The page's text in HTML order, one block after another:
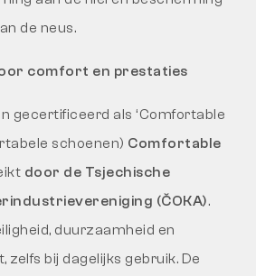
de neus.
comfort en prestaties
gecertificeerd als ‘Comfortable
schoenen) Comfortable
door de Tsjechische
(ČOKA).
duurzaamheid en
bij dagelijks gebruik. De